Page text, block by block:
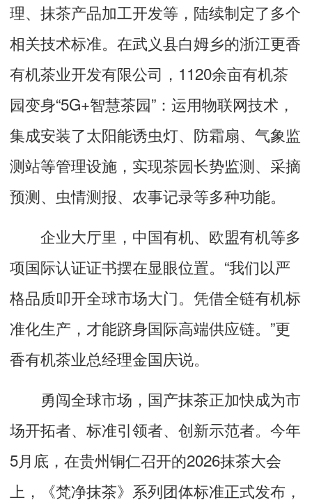
理、抹茶产品加工开发等，陆续制定了多个
相关技术标准。在武义县白姆乡的浙江更香
有机茶业开发有限公司，1120余亩有机茶
园变身“5G+智慧茶园”：运用物联网技术，
集成安装了太阳能诱虫灯、防霜扇、气象监
测站等管理设施，实现茶园长势监测、采摘
预测、虫情测报、农事记录等多种功能。
企业大厅里，中国有机、欧盟有机等多
项国际认证证书摆在显眼位置。“我们以严
格品质叩开全球市场大门。凭借全链有机标
准化生产，才能跻身国际高端供应链。”更
香有机茶业总经理金国庆说。
勇闯全球市场，国产抹茶正加快成为市
场开拓者、标准引领者、创新示范者。今年
5月底，在贵州铜仁召开的2026抹茶大会
上，《梵净抹茶》系列团体标准正式发布，